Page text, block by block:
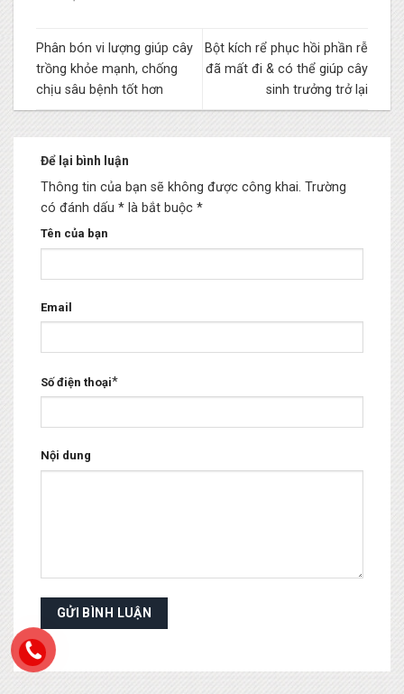
Phân bón vi lượng giúp cây
trồng khỏe mạnh, chống
chịu sâu bệnh tốt hơn
Bột kích rể phục hồi phần rễ
đã mất đi & có thể giúp cây
sinh trưởng trở lại
Để lại bình luận
Thông tin của bạn sẽ không được công khai. Trường
có đánh dấu * là bắt buộc *
Tên của bạn
Email
Số điện thoại*
Nội dung